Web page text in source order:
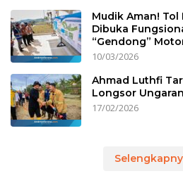
Mudik Aman!
Dibuka
“Gendong”
10/03/2026
Ahmad Luthfi
Longsor
17/02/2026